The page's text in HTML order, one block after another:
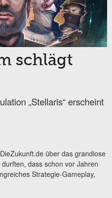
schlägt
„Stellaris“ erscheint
über das grandiose
dass schon vor Jahren
Strategie-Gameplay,